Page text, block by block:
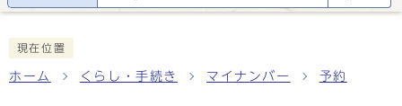
現在位置
ホーム くらし・手続き マイナンバー 予約